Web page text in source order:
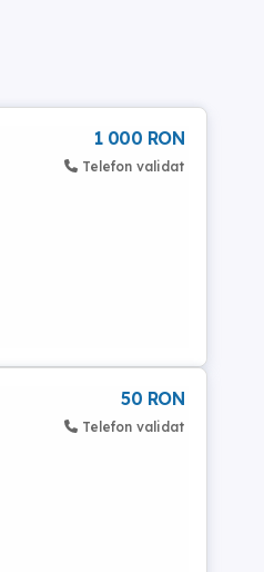
1 000 RON
Telefon validat
50 RON
Telefon validat